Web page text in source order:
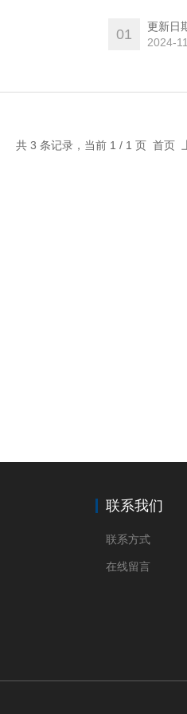
01
更新日
2024-
共 3 条记录，当前 1 / 1 页 首页
联系我们
联系方式
在线留言